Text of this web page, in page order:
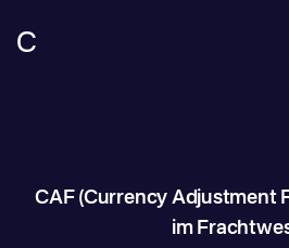
C
CAF (Currency Adjustment
im